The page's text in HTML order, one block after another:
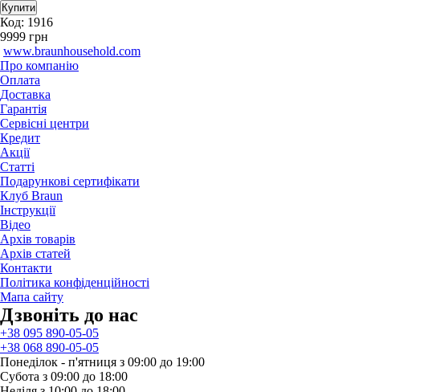
Код: 1916
9999 грн
www.braunhousehold.com
Про компанію
Оплата
Доставка
Гарантія
Сервісні центри
Кредит
Акції
Статті
Подарункові сертифікати
Клуб Braun
Iнструкції
Відео
Архів товарів
Архів статей
Контакти
Політика конфіденційності
Мапа сайту
Дзвонiть до нас
+38 095 890-05-05
+38 068 890-05-05
Понеділок - п'ятниця з 09:00 до 19:00
Субота з 09:00 до 18:00